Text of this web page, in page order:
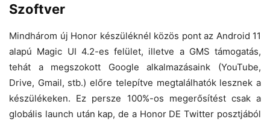
Szoftver
Mindhárom új Honor készüléknél közös pont az Android 11
alapú Magic UI 4.2-es felület, illetve a GMS támogatás,
tehát a megszokott Google alkalmazásaink (YouTube,
Drive, Gmail, stb.) előre telepítve megtalálhatók lesznek a
készülékeken. Ez persze 100%-os megerősítést csak a
globális launch után kap, de a Honor DE Twitter posztjából